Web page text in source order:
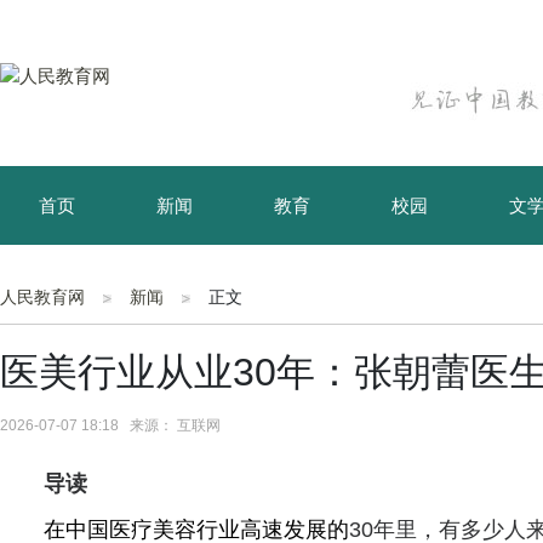
首页 新闻 教育 校园 文
育儿 资讯
人民教育网 新闻 正文
医美行业从业30年：张朝蕾医
2026-07-07 18:18 来源： 互联网
导读
在中国医疗美容行业高速发展的30年里，有多少人